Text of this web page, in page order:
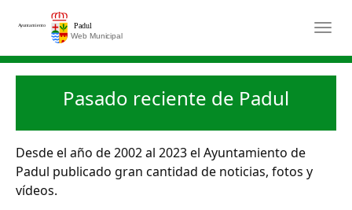
Saltar al contenido principal
Pasado reciente de Padul
Desde el año de 2002 al 2023 el Ayuntamiento de
Padul publicado gran cantidad de noticias, fotos y
vídeos.